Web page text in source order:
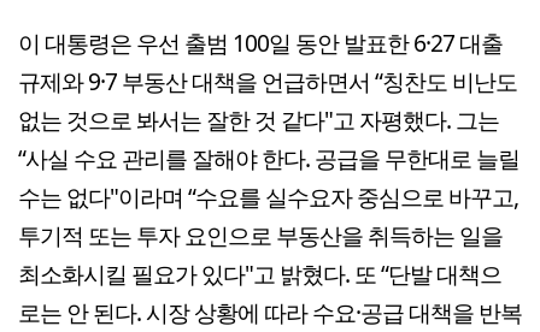
이 대통령은 우선 출범 100일 동안 발표한 6·27 대출
규제와 9·7 부동산 대책을 언급하면서 “칭찬도 비난도
없는 것으로 봐서는 잘한 것 같다"고 자평했다. 그는
“사실 수요 관리를 잘해야 한다. 공급을 무한대로 늘릴
수는 없다"이라며 “수요를 실수요자 중심으로 바꾸고,
투기적 또는 투자 요인으로 부동산을 취득하는 일을
최소화시킬 필요가 있다"고 밝혔다. 또 “단발 대책으
로는 안 된다. 시장 상황에 따라 수요·공급 대책을 반복